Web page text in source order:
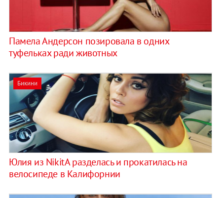
Памела Андерсон позировала в одних
туфельках ради животных
Бикини
Юлия из NikitA разделась и прокатилась на
велосипеде в Калифорнии